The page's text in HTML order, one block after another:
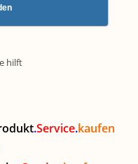
.Service.kaufen